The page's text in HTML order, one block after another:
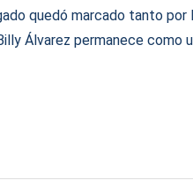
quedó marcado tanto por
Álvarez permanece como